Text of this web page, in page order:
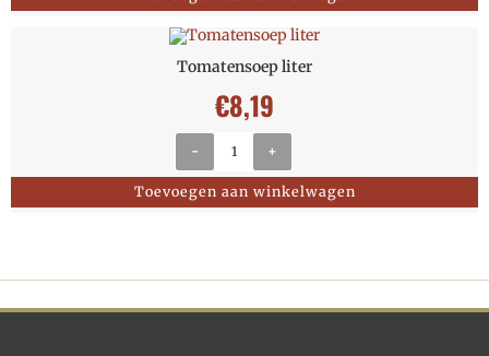
Tomatensoep liter
€8,19
- +
Toevoegen aan winkelwagen